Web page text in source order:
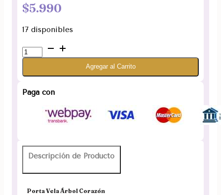
$5.990
17 disponibles
Porta
Vela
Metal
cantidad
Agregar al Carrito
Paga con
Descripción de Producto
Porta Vela Árbol Corazón